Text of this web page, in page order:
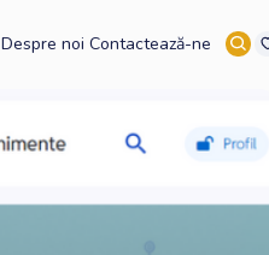
Despre noi Contactează-ne